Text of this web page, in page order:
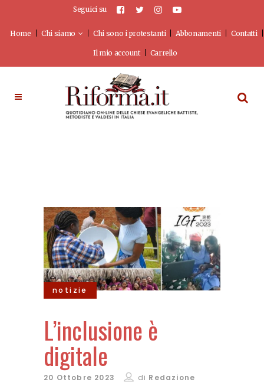
Seguici su
Home Chi siamo Chi sono i protestanti Abbonamenti Contatti
Il mio account Carrello
notizie
L’inclusione è
digitale
20 Ottobre 2023 di Redazione